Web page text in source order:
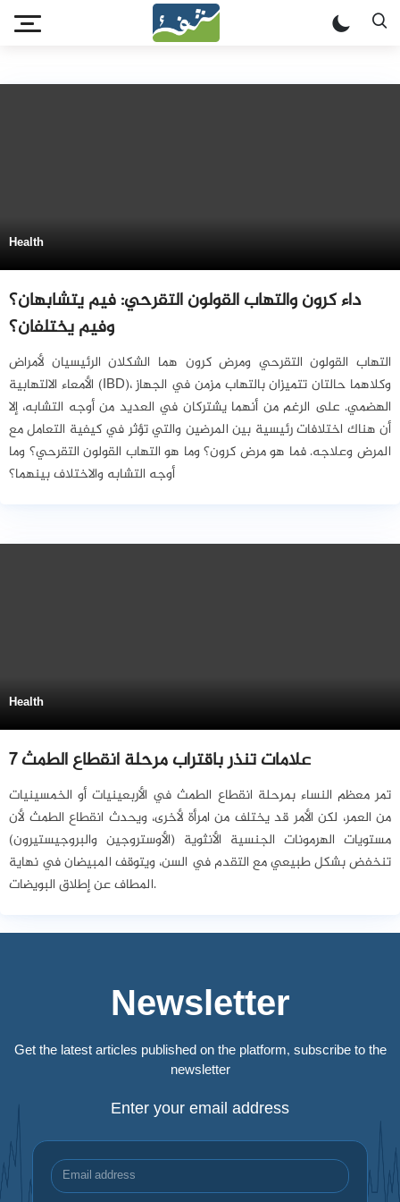
Health
داء كرون والتهاب القولون التقرحي: فيم يتشابهان؟
وفيم يختلفان؟
التهاب القولون التقرحي ومرض كرون هما الشكلان الرئيسيان لأمراض
الأمعاء الالتهابية (IBD)، وكلاهما حالتان تتميزان بالتهاب مزمن في الجهاز
الهضمي. على الرغم من أنهما يشتركان في العديد من أوجه التشابه، إلا
أن هناك اختلافات رئيسية بين المرضين والتي تؤثر في كيفية التعامل مع
المرض وعلاجه. فما هو مرض كرون؟ وما هو التهاب القولون التقرحي؟ وما
أوجه التشابه والاختلاف بينهما؟
Health
7 علامات تنذر باقتراب مرحلة انقطاع الطمث
تمر معظم النساء بمرحلة انقطاع الطمث في الأربعينيات أو الخمسينيات
من العمر، لكن الأمر قد يختلف من امرأة لأخرى، ويحدث انقطاع الطمث لأن
مستويات الهرمونات الجنسية الأنثوية (الأوستروجين والبروجيستيرون)
تنخفض بشكل طبيعي مع التقدم في السن، ويتوقف المبيضان في نهاية
المطاف عن إطلاق البويضات.
Newsletter
Get the latest articles published on the platform, subscribe to the
newsletter
Enter your email address